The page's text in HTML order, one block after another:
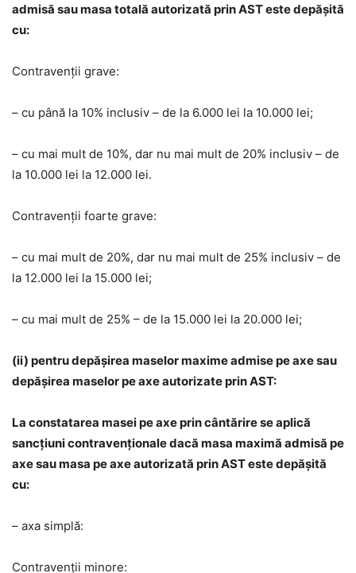
admisă sau masa totală autorizată prin AST este depășită
cu:
Contravenții grave:
– cu până la 10% inclusiv – de la 6.000 lei la 10.000 lei;
– cu mai mult de 10%, dar nu mai mult de 20% inclusiv – de
la 10.000 lei la 12.000 lei.
Contravenții foarte grave:
– cu mai mult de 20%, dar nu mai mult de 25% inclusiv – de
la 12.000 lei la 15.000 lei;
– cu mai mult de 25% – de la 15.000 lei la 20.000 lei;
(ii) pentru depășirea maselor maxime admise pe axe sau
depășirea maselor pe axe autorizate prin AST:
La constatarea masei pe axe prin cântărire se aplică
sancțiuni contravenționale dacă masa maximă admisă pe
axe sau masa pe axe autorizată prin AST este depășită
cu:
– axa simplă:
Contravenții minore: